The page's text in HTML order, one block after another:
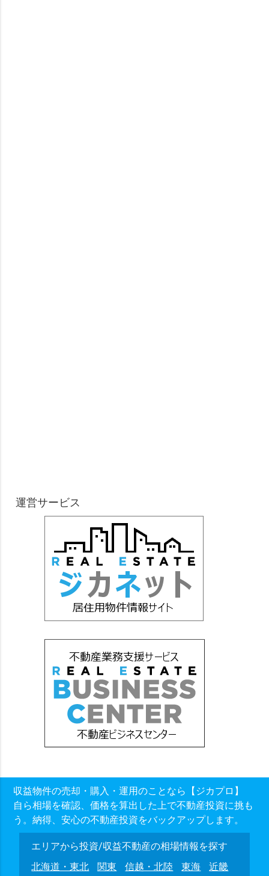
運営サービス
収益物件の売却・購入・運用のことなら【ジカプロ】
自ら相場を確認、価格を算出した上で不動産投資に挑も
う。納得、安心の不動産投資をバックアップします。
エリアから投資/収益不動産の相場情報を探す
北海道・東北
関東 信越・北陸 東海
近畿